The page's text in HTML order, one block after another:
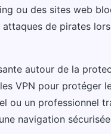
ou des sites web
de pirates
autour de la
VPN pour protéger
ou un professionnel
navigation